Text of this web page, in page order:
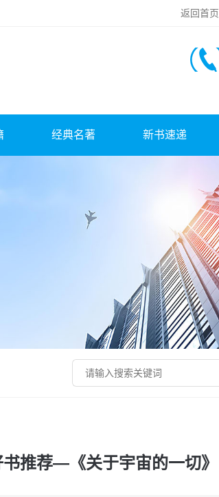
返回首页
经典名著 新书速递
书推荐—《关于宇宙的一切》